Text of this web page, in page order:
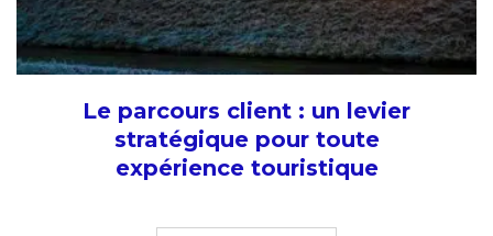
Le parcours client : un levier
stratégique pour toute
expérience touristique